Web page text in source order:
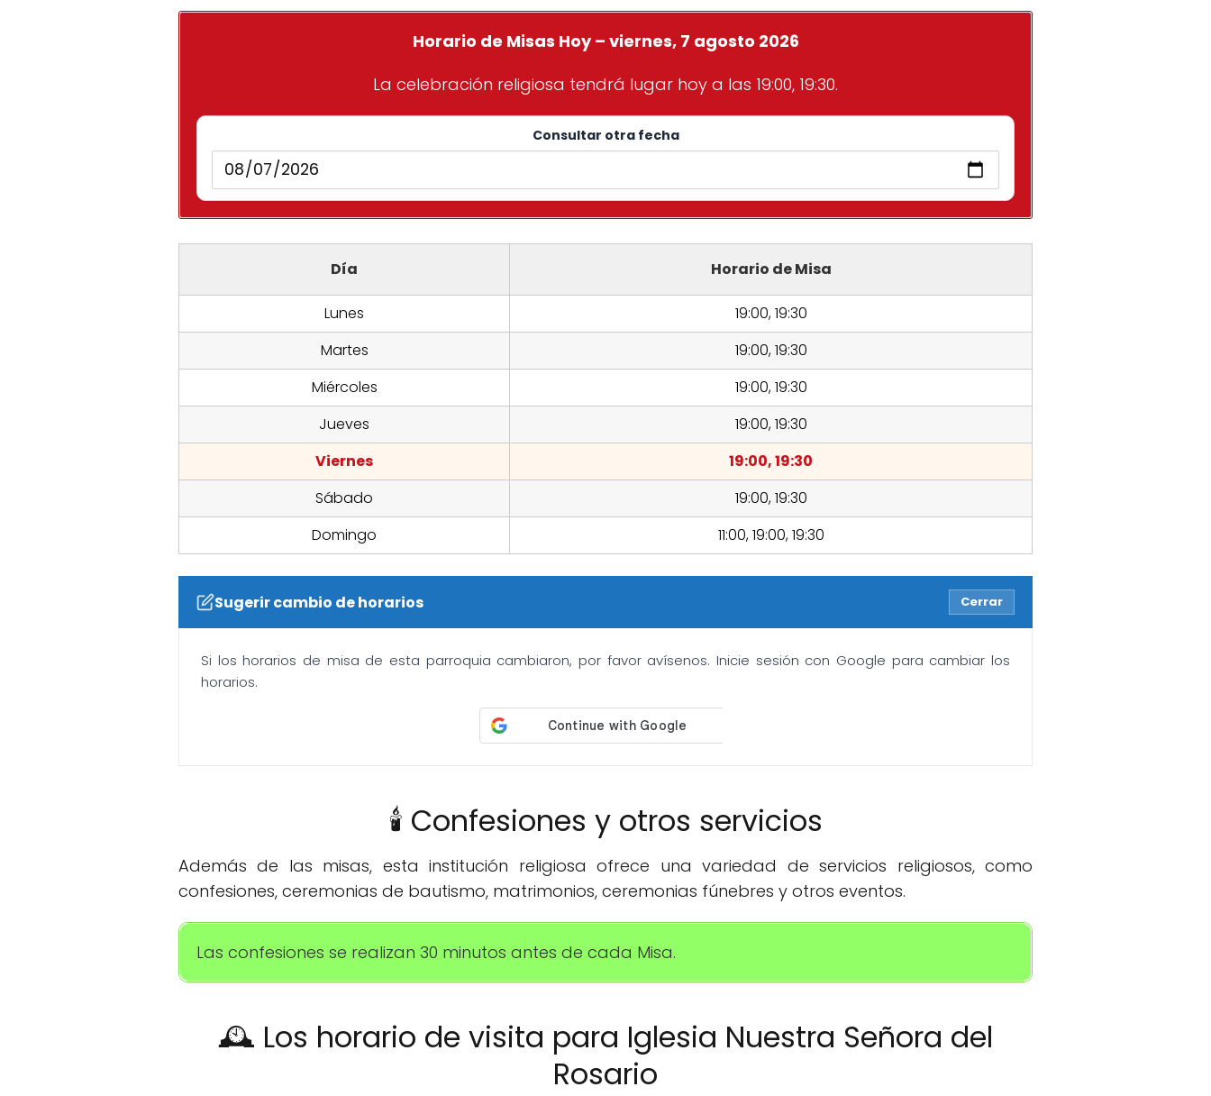
Horario de Misas Hoy – viernes, 7 agosto 2026
La celebración religiosa tendrá lugar hoy a las 19:00, 19:30.
Consultar otra fecha
Día Horario de Misa
Lunes
19:00, 19:30
Martes
19:00, 19:30
Miércoles
19:00, 19:30
Jueves
19:00, 19:30
Viernes
19:00, 19:30
Sábado
19:00, 19:30
Domingo
11:00, 19:00, 19:30
Sugerir cambio de horarios Cerrar
Si los horarios de misa de esta parroquia cambiaron, por favor avísenos. Inicie sesión con Google para cambiar los
horarios.
🕯️ Confesiones y otros servicios
Además de las misas, esta institución religiosa ofrece una variedad de servicios religiosos, como
confesiones, ceremonias de bautismo, matrimonios, ceremonias fúnebres y otros eventos.
Las confesiones se realizan 30 minutos antes de cada Misa.
🕰️ Los horario de visita para Iglesia Nuestra Señora del
Rosario